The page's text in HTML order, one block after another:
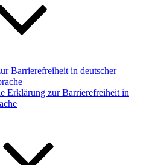
Barrierefreiheit in deutscher
Erklärung zur Barrierefreiheit in